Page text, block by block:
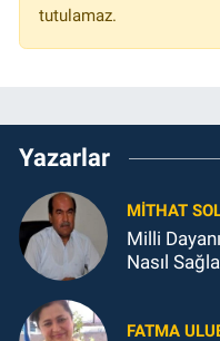
tutulamaz.
Yazarlar
MITHAT
Milli
Nasıl
FATMA